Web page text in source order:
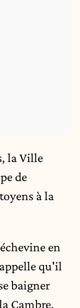
la Ville
de
à la
en
qu'il
baigner
Cambre,